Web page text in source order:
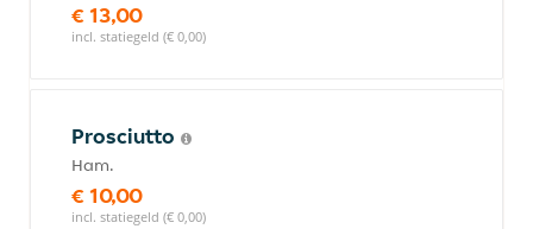
€ 13,00
incl. statiegeld (€ 0,00)
Prosciutto
Ham.
€ 10,00
incl. statiegeld (€ 0,00)